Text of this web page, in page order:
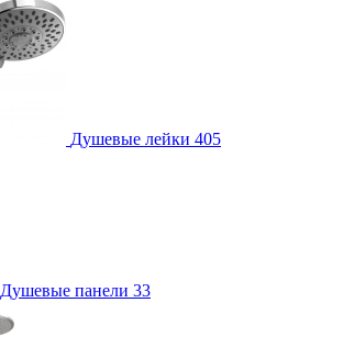
Душевые лейки 405
Душевые панели 33